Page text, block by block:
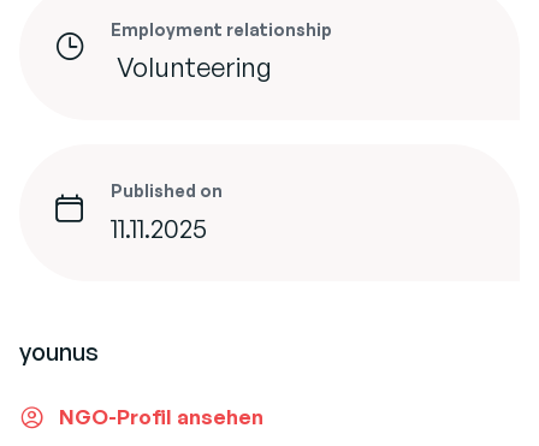
Employment relationship
Volunteering
Published on
11.11.2025
younus
NGO-Profil ansehen